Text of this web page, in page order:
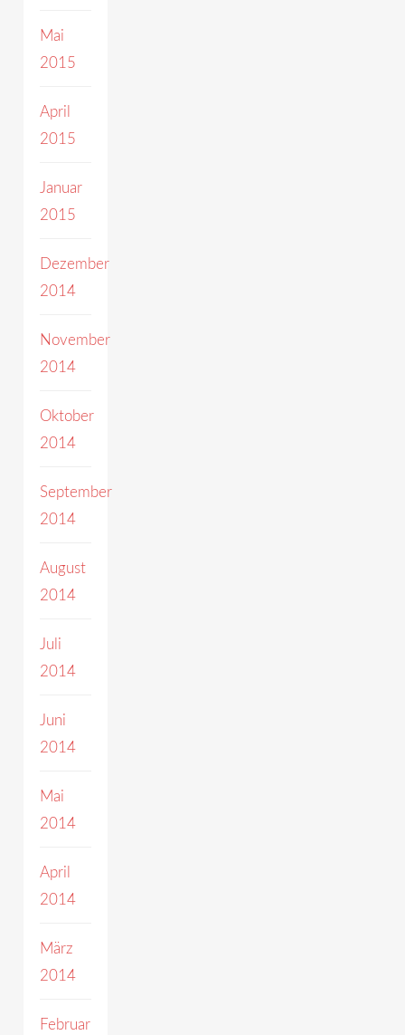
Mai
2015
April
2015
Januar
2015
Dezember
2014
November
2014
Oktober
2014
September
2014
August
2014
Juli
2014
Juni
2014
Mai
2014
April
2014
März
2014
Februar